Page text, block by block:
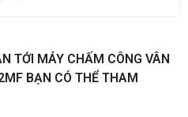
TỚI MÁY CHẤM CÔNG VÂN
BẠN CÓ THỂ THAM
BÁO GIÁ